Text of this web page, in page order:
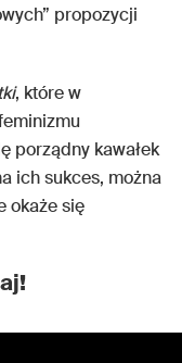
propozycji
, które w
porządny kawałek
ich sukces, można
okaże się